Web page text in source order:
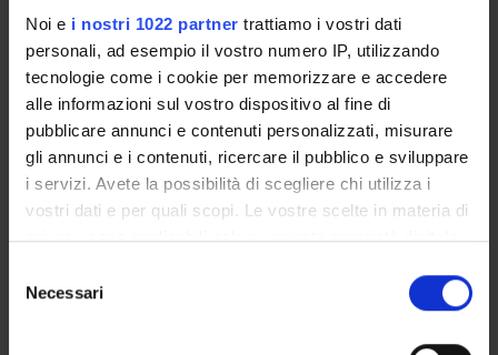
Noi e i nostri 1022 partner trattiamo i vostri dati
personali, ad esempio il vostro numero IP, utilizzando
tecnologie come i cookie per memorizzare e accedere
alle informazioni sul vostro dispositivo al fine di
pubblicare annunci e contenuti personalizzati, misurare
gli annunci e i contenuti, ricercare il pubblico e sviluppare
i servizi. Avete la possibilità di scegliere chi utilizza i
vostri dati e per quali scopi. Le vostre scelte in materia di
privacy sono applicabili solo su questa proprietà digitale
modificare o revocare il proprio consenso in qualsiasi
momento dalla Dichiarazione sui cookie o facendo clic
Necessari
Program
The workshop is divided in a theorical part, which aims at
giving the basic elements of analysis of an operatic
performance to the students; and in a practical part, during
which the students will attend some phases of the production
of three operas at Teatro Filarmonico. The workshop includes
also some meetings with directors, conductors, set designers.
Reference texts
ISBN